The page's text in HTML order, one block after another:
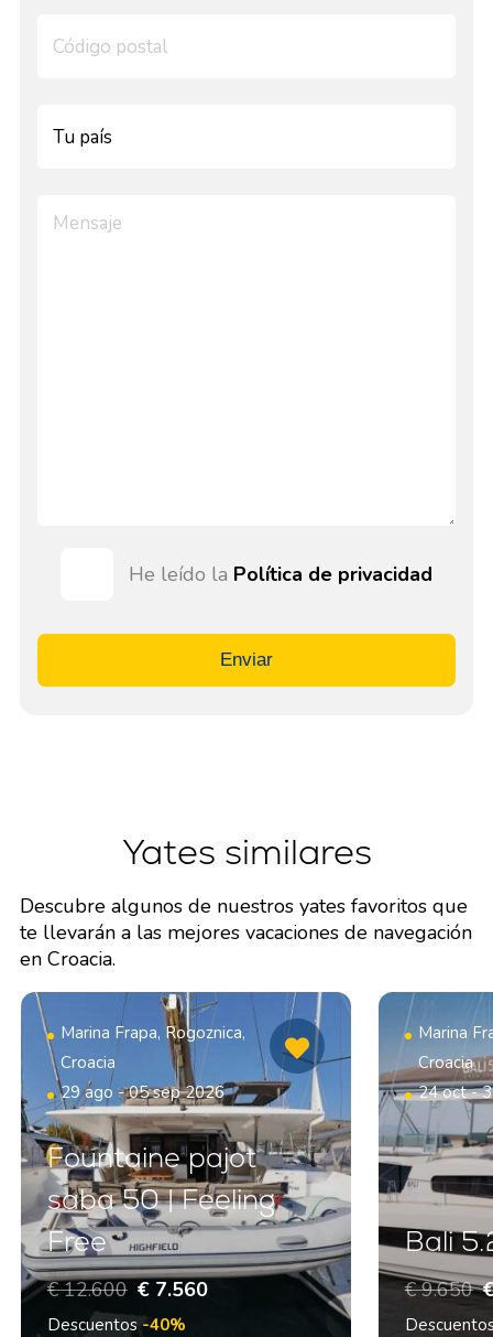
He leído la Política de privacidad
Enviar
Yates similares
Descubre algunos de nuestros yates favoritos que
te llevarán a las mejores vacaciones de navegación
en Croacia.
Marina Frapa, Rogoznica,
Croacia
29 ago - 05 sep 2026
Fountaine pajot
saba 50 | Feeling
Free
€ 12.600 € 7.560
Descuentos-40%
Marina
Croacia
24 oct -
Bali
€ 9.650